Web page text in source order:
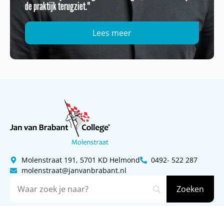
de praktijk terugziet."
Lees meer
Molenstraat 191, 5701 KD Helmond
0492- 522 287
molenstraat@janvanbrabant.nl